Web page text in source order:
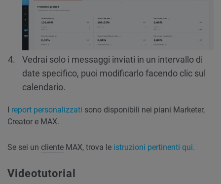
Vedrai solo i messaggi inviati in un intervallo di
date specifico, puoi modificarlo facendo clic sul
calendario.
report personalizzati sono disponibili nei piani Marketer,
Creator e MAX.
Se sei un cliente MAX, trova le istruzioni pertinenti qui.
Videotutorial